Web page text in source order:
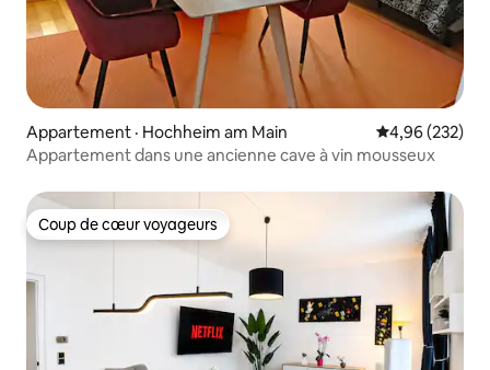
Appartement · Hochheim am Main Note
4,96 (232)
Appartement dans une ancienne cave à vin mousseux
Coup de cœur voyageurs
Coup de cœur voyageurs